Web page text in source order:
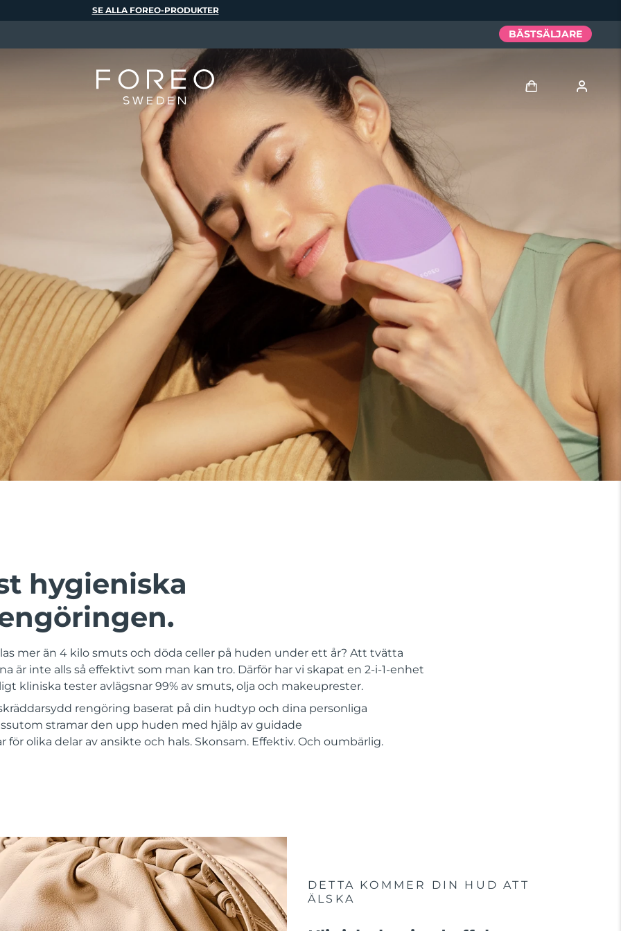
hygieniska
mer än 4 kilo smuts och döda celler på huden under ett år? Att tvätta
är inte alls så effektivt som man kan tro. Därför har vi skapat en 2-i-1-enhet
kliniska tester avlägsnar 99% av smuts, olja och makeuprester.
rengöring baserat på din hudtyp och dina personliga
stramar den upp huden med hjälp av guidade
för olika delar av ansikte och hals. Skonsam. Effektiv. Och oumbärlig.
DETTA KOMMER DIN HUD ATT
ÄLSKA
SE ALLA FOREO-PRODUKTER
BÄSTSÄLJARE
Mina beställningar
Mina adresser
Mina prenumerationer